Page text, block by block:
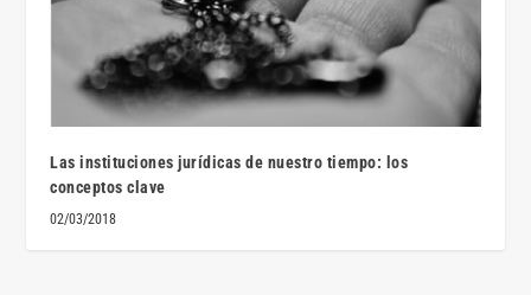
Las instituciones jurídicas de nuestro tiempo: los
conceptos clave
02/03/2018